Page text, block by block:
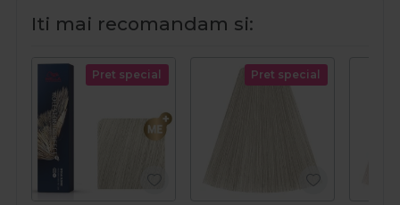
Iti mai recomandam si:
Pret special Pret special